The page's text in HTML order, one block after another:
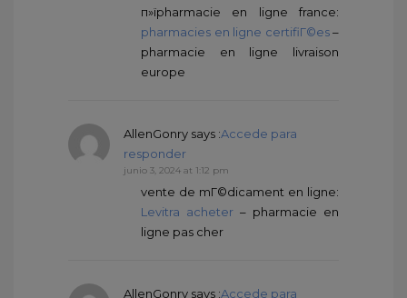
п»їpharmacie en ligne france:
pharmacies en ligne certifiГ©es–
pharmacie en ligne livraison
europe
AllenGonry says :Accede para
responder
junio 3, 2024 at 1:12 pm
vente de mГ©dicament en ligne:
Levitra acheter – pharmacie en
ligne pas cher
AllenGonry says :Accede para